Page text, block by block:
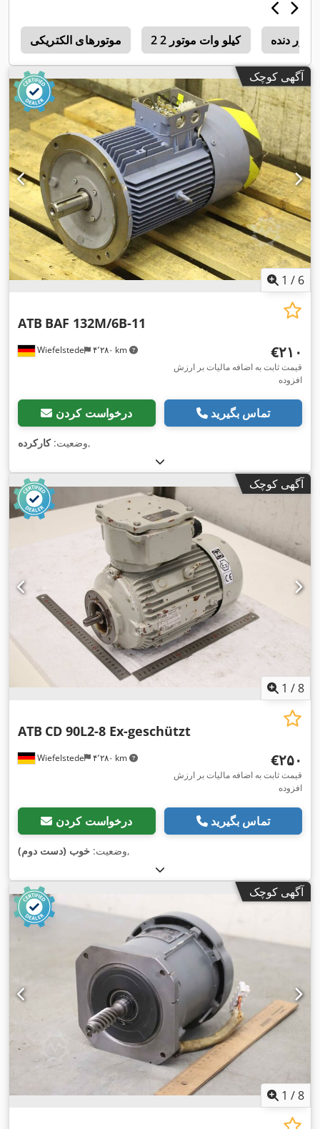
موتورهای الکتریکی 2 2 کیلو وات موتور موتور دنده
آگهی کوچک
1 / 6
Wiefelstede ۴٬۲۸۰ km
ATB BAF 132M/6B-11
‎€۲۱۰
قیمت ثابت به اضافه مالیات بر ارزش
افزوده
درخواست کردن تماس بگیرید
وضعیت:کارکرده ,
آگهی کوچک
1 /8
Wiefelstede ۴٬۲۸۰ km
ATB CD 90L2-8 Ex-geschützt
‎€۲۵۰
قیمت ثابت به اضافه مالیات بر ارزش
افزوده
درخواست کردن تماس بگیرید
وضعیت: خوب (دست دوم) ,
آگهی کوچک
1 /8